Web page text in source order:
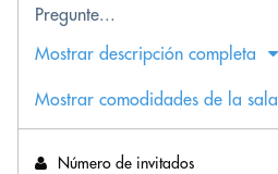
Pregunte...
Mostrar descripción completa
Mostrar comodidades de la sala
Número de invitados